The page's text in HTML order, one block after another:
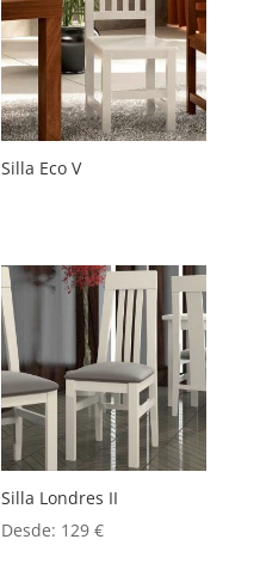
Silla Eco V
Silla Londres II
Desde: 129€